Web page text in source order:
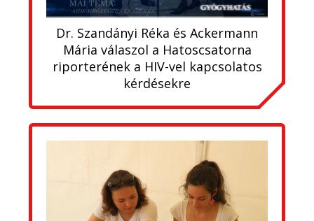
Dr. Szandányi Réka és Ackermann
Mária válaszol a Hatoscsatorna
riporterének a HIV-vel kapcsolatos
kérdésekre